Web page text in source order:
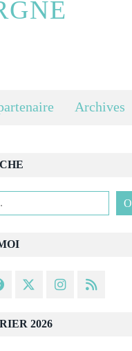
Archives
2026